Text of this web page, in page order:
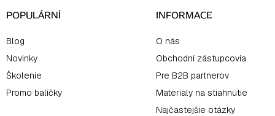
ePOPULÁRNÍ
Blog
Novinky
Školenie
Promo balíčky
INFORMACE
O nás
Obchodní zástupcovia
Pre B2B partnerov
Materiály na stiahnutie
Najčastejšie otázky